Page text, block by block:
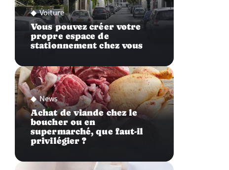
Voiture
Vous pouvez créer votre
propre espace de
stationnement chez vous
News
Achat de viande chez le
boucher ou en
supermarché, que faut-il
privilégier ?